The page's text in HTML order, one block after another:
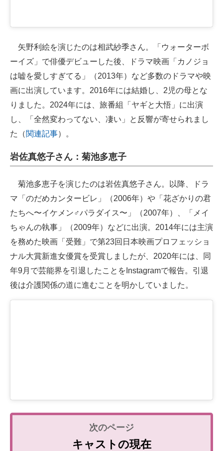
矢野利絵を演じたのは相武紗季さん。「ウォーターボ
ーイズ」で俳優デビューした後、ドラマ映画「カノジョ
は嘘を愛しすぎてる」（2013年）など多数のドラマや映
画に出演しています。2016年には結婚し、2児の母とな
りました。2024年には、旅番組「ヤギと大悟」に出演
し、「全然変わってない、凄い」と反響が寄せられまし
た（関連記事）。
岩佐真悠子さん：菊池多恵子
菊池多恵子を演じたのは岩佐真悠子さん。以降、ドラ
マ「のだめカンタービレ」（2006年）や「花ざかりの君
たちへ〜イケメン♂パラダイス〜」（2007年）、「メイ
ちゃんの執事」（2009年）などに出演。2014年には主演
を務めた映画「受難」で第23回日本映画プロフェッショ
ナル大賞新進女優賞を受賞しましたが、2020年には、同
年9月で芸能界を引退したことをInstagramで報告。引退
後は介護関係の道に進むことを明かしていました。
キャストの現在